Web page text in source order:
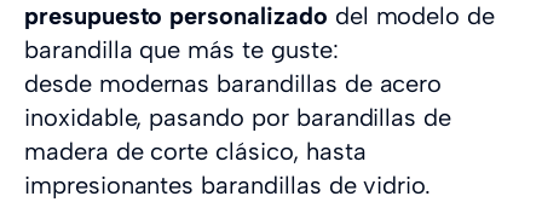
presupuesto personalizado del modelo de
barandilla que más te guste:
desde modernas barandillas de acero
inoxidable, pasando por barandillas de
madera de corte clásico, hasta
impresionantes barandillas de vidrio.